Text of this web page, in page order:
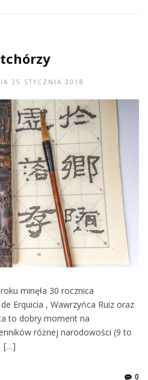
25 STYCZNIA 2018
minęła 30 rocznica
Erquicia , Wawrzyńca Ruiz oraz
to dobry moment na
różnej narodowości (9 to
[…]
0